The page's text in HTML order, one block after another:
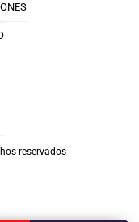
reservados